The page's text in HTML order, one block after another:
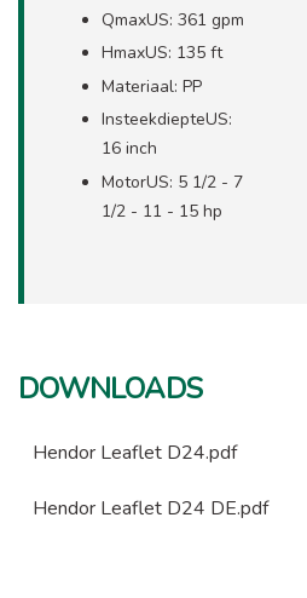
QmaxUS: 361 gpm
HmaxUS: 135 ft
Materiaal: PP
InsteekdiepteUS:
16 inch
MotorUS: 5 1/2 - 7
1/2 - 11 - 15 hp
DOWNLOADS
Hendor Leaflet D24.pdf
Hendor Leaflet D24 DE.pdf